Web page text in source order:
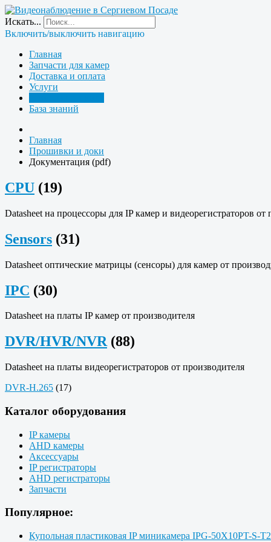
Искать...
Включить/выключить навигацию
Главная
Запчасти для камер
Доставка и оплата
Услуги
База знаний
Главная
Прошивки и доки
Документация (pdf)
CPU (19)
Datasheet на процессоры для IP камер и видеорегистраторов от
Sensors (31)
Datasheet оптические матрицы (сенсоры) для камер от
IPC (30)
Datasheet на платы IP камер от производителя
DVR/HVR/NVR (88)
Datasheet на платы видеорегистраторов от производителя
DVR-H.265 (17)
Каталог оборудования
IP камеры
AHD камеры
Аксессуары
IP регистраторы
AHD регистраторы
Запчасти
Популярное:
Купольная пластиковая IP миникамера IPG-50X10PT-S-